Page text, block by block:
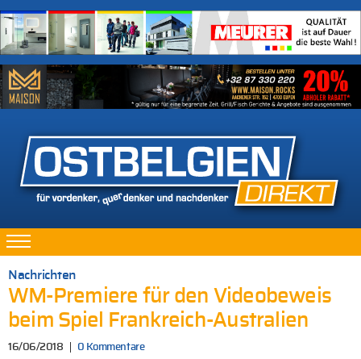
Nachrichten
WM-Premiere für den Videobeweis
beim Spiel Frankreich-Australien
16/06/2018 0 Kommentare